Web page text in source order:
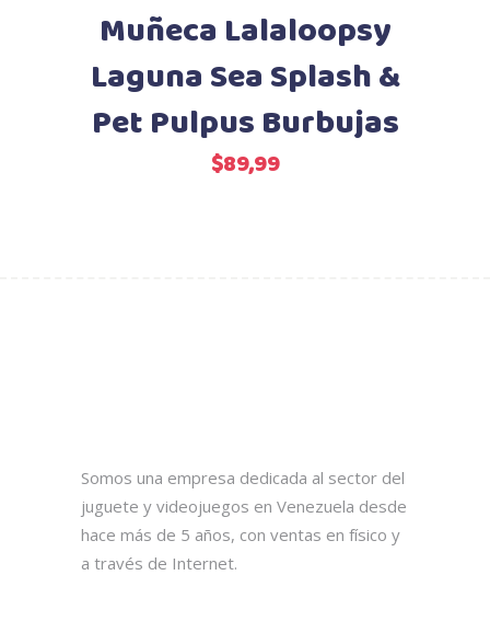
Muñeca Lalaloopsy
Laguna Sea Splash &
Pet Pulpus Burbujas
$89,99
Somos una empresa dedicada al sector del
juguete y videojuegos en Venezuela desde
hace más de 5 años, con ventas en físico y
a través de Internet.